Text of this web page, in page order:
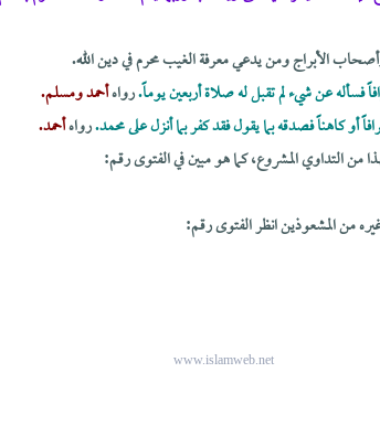
الأبراج ومن يدعي معرفة الغيب محرم في دين الله.
فسأله عن شيء لم تقبل له صلاة أربعين يوماً.رواهأحمد ومسلم.
أو كاهناً فصدقه بما يقول فقد كفر بما أنزل على محمد.رواهأحمد.
من التداوي المشروع، كما هو مبين في الفتوى رقم:
من المشعوذين انظر الفتوى رقم:
www.islamweb.net